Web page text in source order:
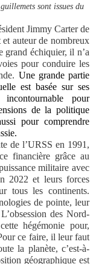
sont issues du
Jimmy Carter de
auteur de nombreux
grand échiquier, il n’a
pour conduire les
Une grande partie
est basée sur ses
pour
de la politique
pour comprendre
de l’URSS en 1991,
financière grâce au
militaire avec
2022 et leurs forces
tous les continents.
de pointe, leur
des Nord-
hégémonie pour,
ce faire, il leur faut
la planète, c’est-à-
géographique est